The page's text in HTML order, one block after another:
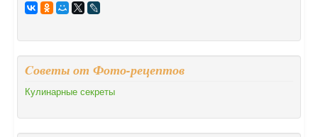
Cоветы от Фото-рецептов
Кулинарные секреты